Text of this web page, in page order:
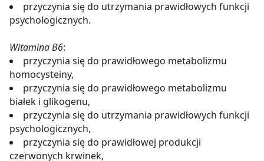
przyczynia się do utrzymania prawidłowych funkcji
psychologicznych.
Witamina B6:
przyczynia się do prawidłowego metabolizmu
homocysteiny,
przyczynia się do prawidłowego metabolizmu
białek i glikogenu,
przyczynia się do utrzymania prawidłowych funkcji
psychologicznych,
przyczynia się do prawidłowej produkcji
czerwonych krwinek,